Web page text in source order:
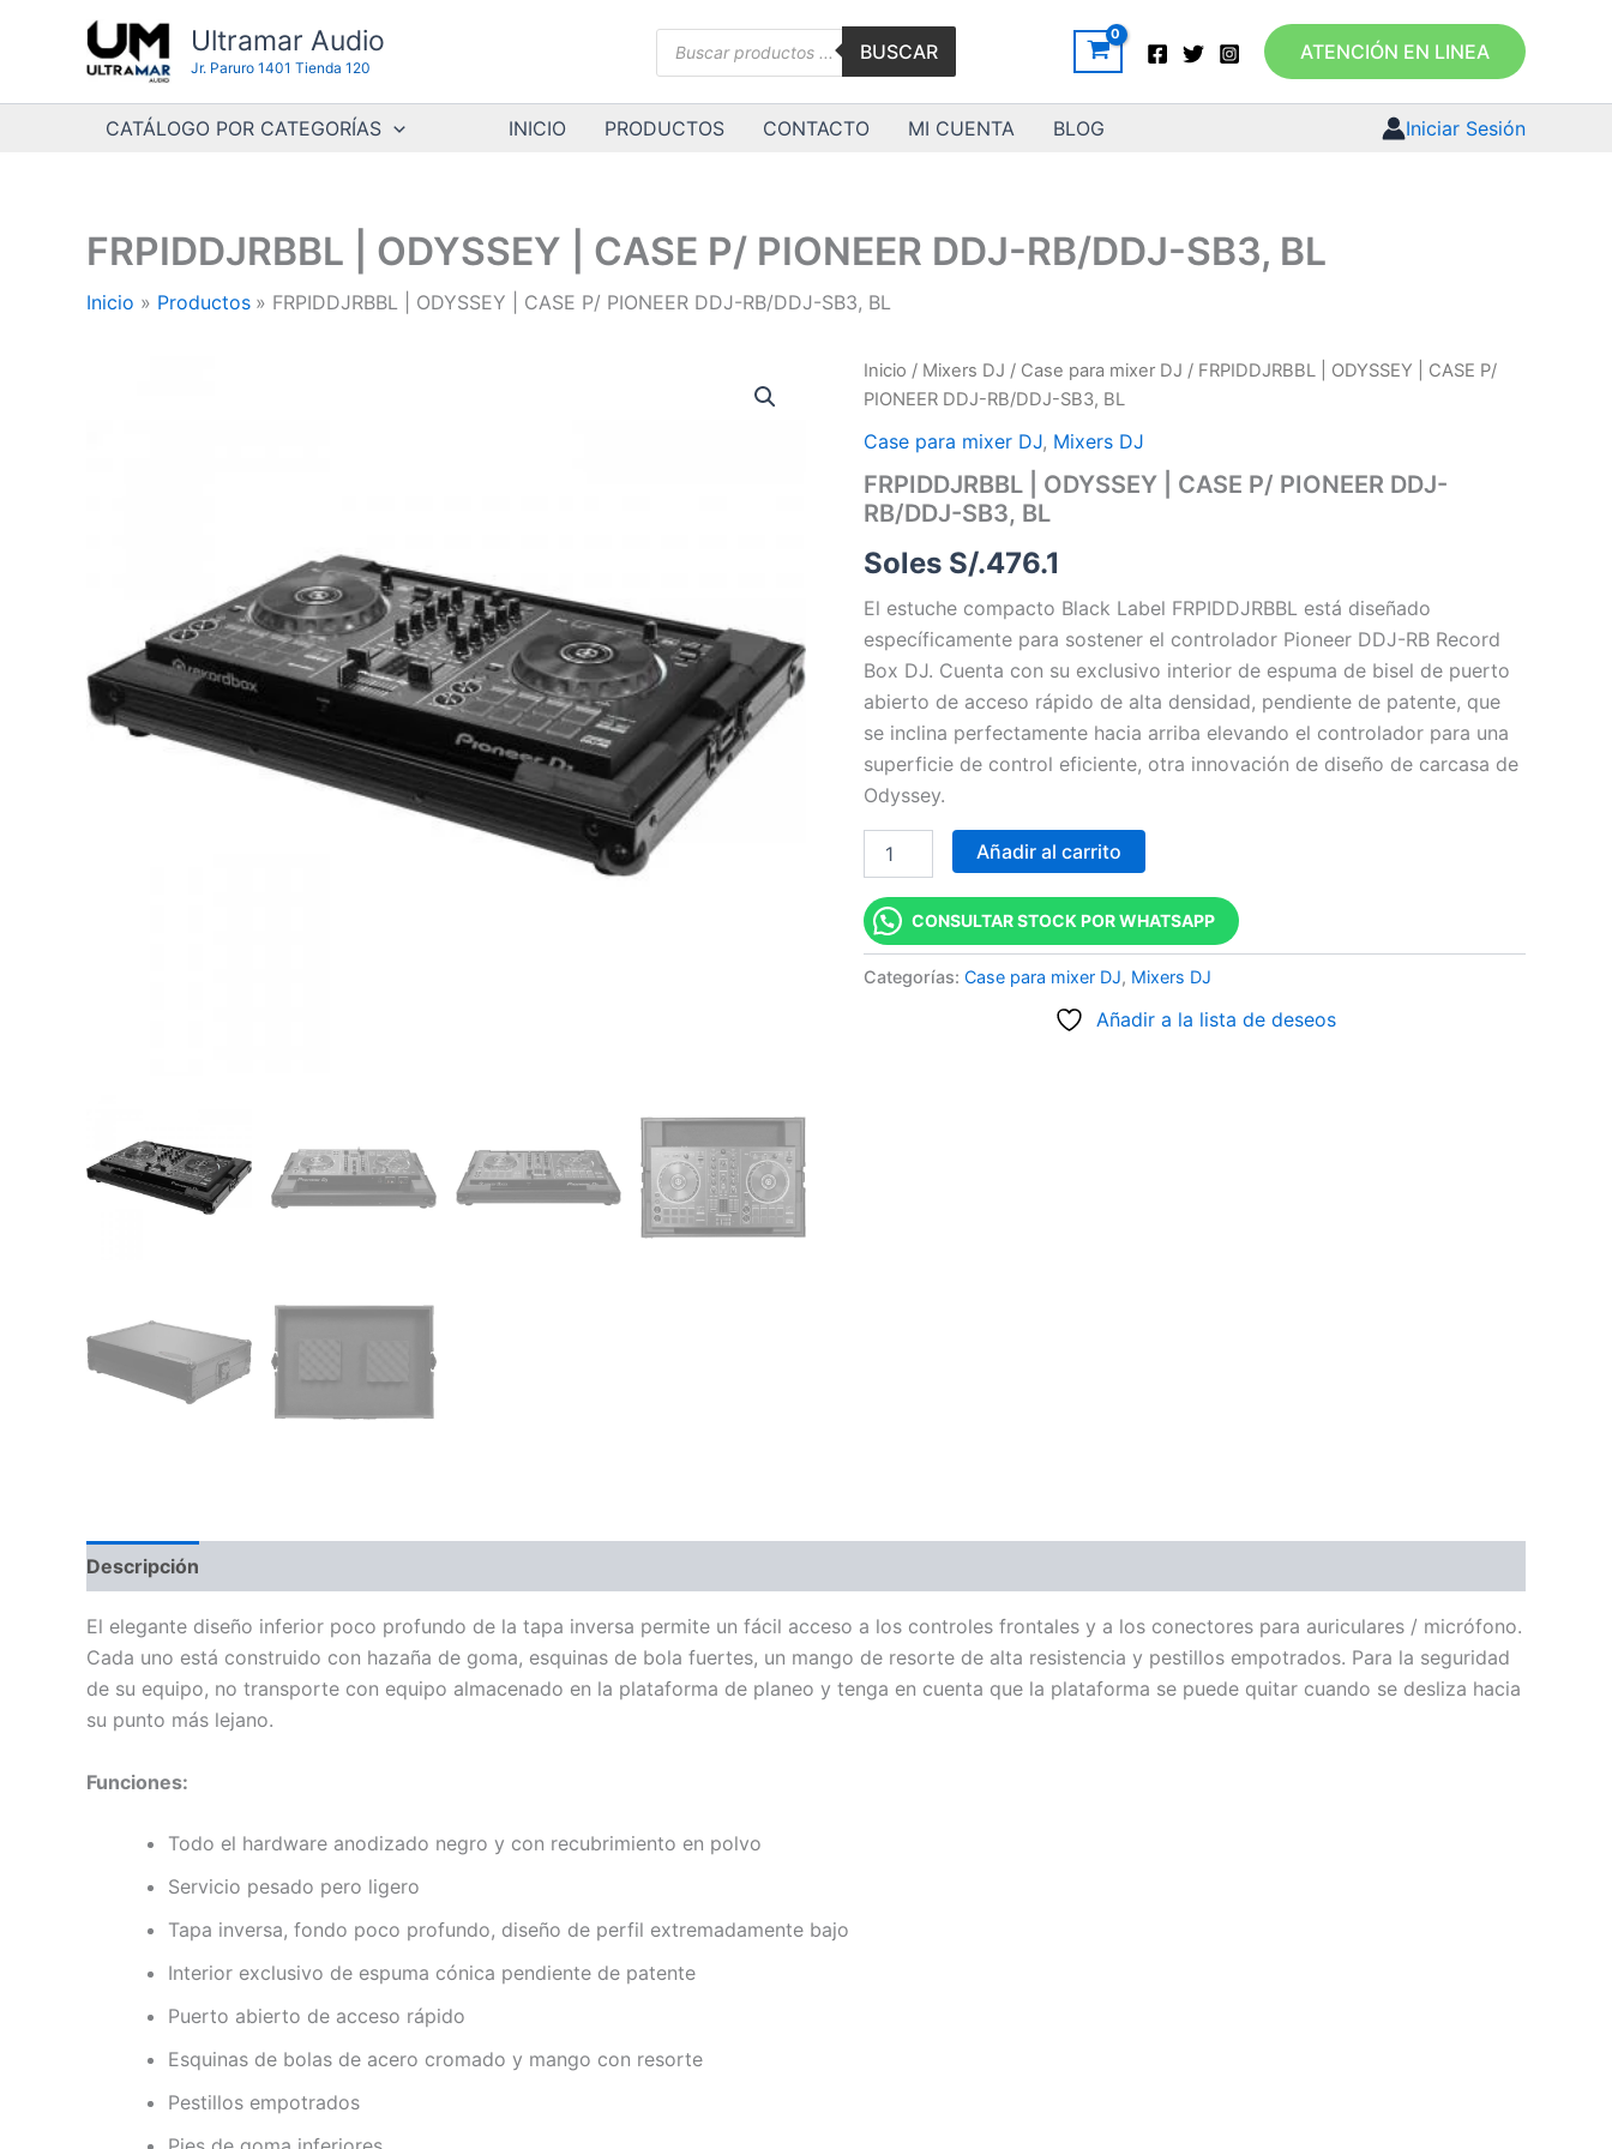
contenido
Ultramar Audio
Jr. Paruro 1401 Tienda 120
Búsqueda
BUSCAR ATENCIÓN EN LINEA
CATÁLOGO POR CATEGORÍAS INICIO PRODUCTOS CONTACTO MI CUENTA BLOG Iniciar Sesión
FRPIDDJRBBL | ODYSSEY | CASE P/ PIONEER DDJ-RB/DDJ-SB3, BL
Inicio Productos FRPIDDJRBBL | ODYSSEY | CASE P/ PIONEER DDJ-RB/DDJ-SB3, BL
Inicio / Mixers DJ / Case para mixer DJ / FRPIDDJRBBL | ODYSSEY | CASE P/
PIONEER DDJ-RB/DDJ-SB3, BL
Case para mixer DJ, Mixers DJ
FRPIDDJRBBL | ODYSSEY | CASE P/ PIONEER DDJ-
RB/DDJ-SB3, BL
Soles S/.476.1
El estuche compacto Black Label FRPIDDJRBBL está diseñado
específicamente para sostener el controlador Pioneer DDJ-RB Record
Box DJ. Cuenta con su exclusivo interior de espuma de bisel de puerto
abierto de acceso rápido de alta densidad, pendiente de patente, que
se inclina perfectamente hacia arriba elevando el controlador para una
superficie de control eficiente, otra innovación de diseño de carcasa de
Odyssey.
FRPIDDJRBBL
|
|
P/
PIONEER
RB/DDJ-
BL
cantidad
Añadir al carrito
CONSULTAR STOCK POR WHATSAPP
Categorías: Case para mixer DJ, Mixers DJ
Añadir a la lista de deseos
Descripción
El elegante diseño inferior poco profundo de la tapa inversa permite un fácil acceso a los controles frontales y a los conectores para auriculares / micrófono.
Cada uno está construido con hazaña de goma, esquinas de bola fuertes, un mango de resorte de alta resistencia y pestillos empotrados. Para la seguridad
de su equipo, no transporte con equipo almacenado en la plataforma de planeo y tenga en cuenta que la plataforma se puede quitar cuando se desliza hacia
su punto más lejano.
Funciones:
Todo el hardware anodizado negro y con recubrimiento en polvo
Servicio pesado pero ligero
Tapa inversa, fondo poco profundo, diseño de perfil extremadamente bajo
Interior exclusivo de espuma cónica pendiente de patente
Puerto abierto de acceso rápido
Esquinas de bolas de acero cromado y mango con resorte
Pestillos empotrados